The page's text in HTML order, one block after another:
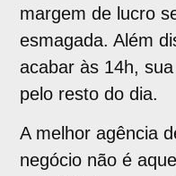
margem de lucro
esmagada. Além
acabar às 14h,
pelo resto do dia.
A melhor agência
negócio não é